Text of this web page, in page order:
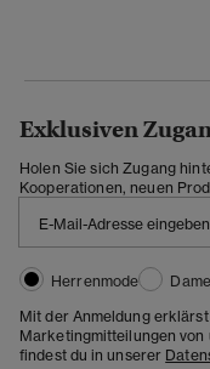
Exklusiven
Holen Sie sich Zugang
Kooperationen, neuen
Herrenmode
Mit der Anmeldung
Marketingmitteilungen von
findest du in unserer